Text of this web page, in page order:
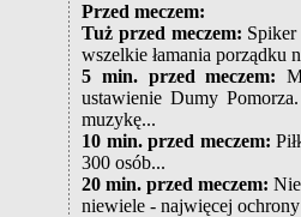
Przed meczem:
Tuż przed meczem: Spiker
wszelkie łamania porządku
5 min. przed meczem:
ustawienie Dumy
muzykę...
10 min. przed meczem:
300 osób...
20 min. przed meczem:
niewiele - najwięcej